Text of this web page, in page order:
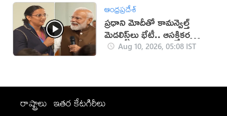
ఆంధ్రప్రదేశ్
ప్రధాని మోదీతో కామన్వెల్త్
మెడలిస్ట్‌లు భేటీ.. ఆసక్తికర
విషయం వెల్లడి (వీడియో)
Aug 10, 2026, 05:08 IST
రాష్ట్రాలు ఇతర కేటగిరీలు